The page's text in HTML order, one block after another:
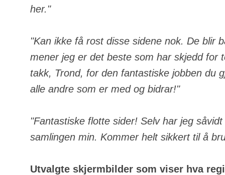
her."
"Kan ikke få rost disse sidene nok. De blir
mener jeg er det beste som har skjedd for
takk, Trond, for den fantastiske jobben du
alle andre som er med og bidrar!"
"Fantastiske flotte sider! Selv har jeg
samlingen min. Kommer helt sikkert til å
Utvalgte skjermbilder som viser hva